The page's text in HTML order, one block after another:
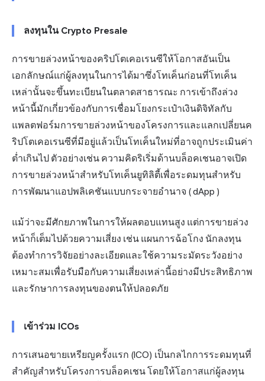
ลงทุนใน Crypto Presale
การขายล่วงหน้าของคริปโตเคอเรนซีให้โอกาสอันเป็น
เอกลักษณ์แก่ผู้ลงทุนในการได้มาซึ่งโทเค็นก่อนที่โทเค็น
เหล่านั้นจะขึ้นทะเบียนในตลาดสาธารณะ การเข้าถึงล่วง
หน้านี้มักเกี่ยวข้องกับการเชื่อมโยงกระเป๋าเงินดิจิทัลกับ
แพลตฟอร์มการขายล่วงหน้าของโครงการและแลกเปลี่ยนค
ริปโตเคอเรนซีที่มีอยู่แล้วเป็นโทเค็นใหม่ที่อาจถูกประเมินค่า
ต่ำเกินไป ตัวอย่างเช่น ความคิดริเริ่มด้านบล็อคเชนอาจเปิด
การขายล่วงหน้าสำหรับโทเค็นยูทิลิตี้เพื่อระดมทุนสำหรับ
การพัฒนาแอปพลิเคชันแบบกระจายอำนาจ (dApp )
แม้ว่าจะมีศักยภาพในการให้ผลตอบแทนสูง แต่การขายล่วง
หน้าก็เต็มไปด้วยความเสี่ยง เช่น แผนการฉ้อโกง นักลงทุน
ต้องทำการวิจัยอย่างละเอียดและใช้ความระมัดระวังอย่าง
เหมาะสมเพื่อรับมือกับความเสี่ยงเหล่านี้อย่างมีประสิทธิภาพ
และรักษาการลงทุนของตนให้ปลอดภัย
เข้าร่วม ICOs
การเสนอขายเหรียญครั้งแรก (ICO) เป็นกลไกการระดมทุนที่
สำคัญสำหรับโครงการบล็อคเชน โดยให้โอกาสแก่ผู้ลงทุน